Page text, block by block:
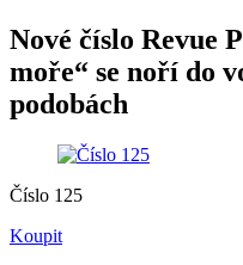
Nové číslo Revue
moře“ se noří do
podobách
Číslo 125
Koupit